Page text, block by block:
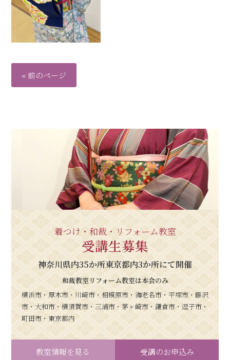
« 前のページ
着つけ・和裁・リフォーム教室
受講生募集
神奈川県内35か所東京都内3か所にて開催
和裁教室リフォーム教室は本会のみ
横浜市・厚木市・川崎市・相模原市・海老名市・平塚市・藤沢
市・大和市・横須賀市・三浦市・茅ヶ崎市・鎌倉市・逗子市・
町田市・東京都内
教室情報を見る 受講のお申込み